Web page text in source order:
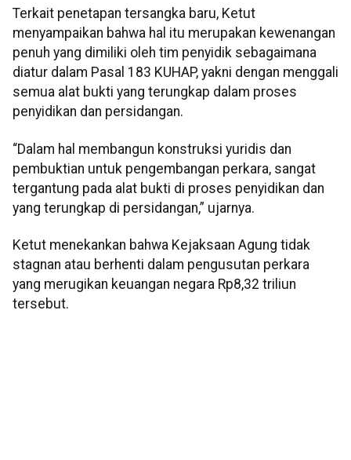
Terkait penetapan tersangka baru, Ketut
menyampaikan bahwa hal itu merupakan kewenangan
penuh yang dimiliki oleh tim penyidik sebagaimana
diatur dalam Pasal 183 KUHAP, yakni dengan menggali
semua alat bukti yang terungkap dalam proses
penyidikan dan persidangan.
“Dalam hal membangun konstruksi yuridis dan
pembuktian untuk pengembangan perkara, sangat
tergantung pada alat bukti di proses penyidikan dan
yang terungkap di persidangan,” ujarnya.
Ketut menekankan bahwa Kejaksaan Agung tidak
stagnan atau berhenti dalam pengusutan perkara
yang merugikan keuangan negara Rp8,32 triliun
tersebut.